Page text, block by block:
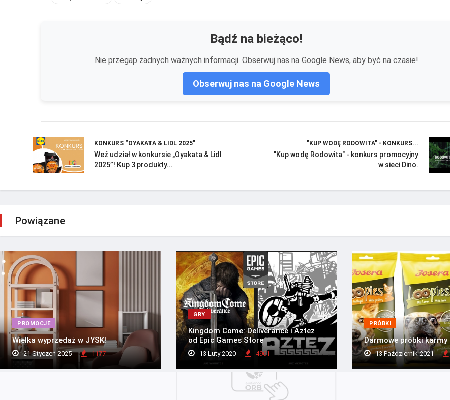
Bądź na bieżąco!
Nie przegap żadnych ważnych informacji. Obserwuj nas na Google News, aby być na czasie!
Obserwuj nas na Google News
KONKURS “OYAKATA & LIDL 2025”
Weź udział w konkursie „Oyakata & Lidl
2025”! Kup 3 produkty...
"KUP WODĘ RODOWITA" - KONKURS...
"Kup wodę Rodowita" - konkurs promocyjny
w sieci Dino.
Powiązane
PROMOCJE
Wielka wyprzedaż w JYSK!
21 Styczeń 2025 1177
GRY
Kingdom Come: Deliverance i Aztez
od Epic Games Store
13 Luty 2020 4961
PRÓBKI
Darmowe próbki karmy
13 Październik 2021